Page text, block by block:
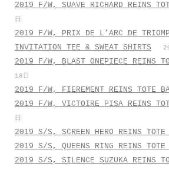
2019 F/W, SUAVE RICHARD REINS
日
2019 F/W, PRIX DE L’ARC DE
INVITATION TEE & SWEAT SHIRTS
2019 F/W, BLAST ONEPIECE REINS
18日
2019 F/W, FIEREMENT REINS TOTE
2019 F/W, VICTOIRE PISA REINS
日
2019 S/S, SCREEN HERO REINS TOTE
2019 S/S, QUEENS RING REINS TOTE
2019 S/S, SILENCE SUZUKA REINS